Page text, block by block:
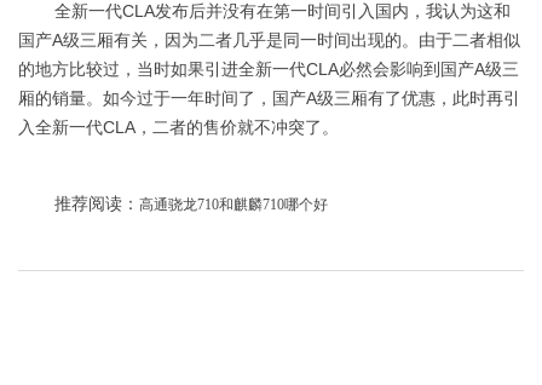
全新一代CLA发布后并没有在第一时间引入国内，我认为这和
国产A级三厢有关，因为二者几乎是同一时间出现的。由于二者相似
的地方比较过，当时如果引进全新一代CLA必然会影响到国产A级三
厢的销量。如今过于一年时间了，国产A级三厢有了优惠，此时再引
入全新一代CLA，二者的售价就不冲突了。
推荐阅读： 高通骁龙710和麒麟710哪个好